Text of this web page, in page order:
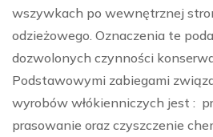
wszywkach po wewnętrznej
odzieżowego. Oznaczenia te
dozwolonych czynności
Podstawowymi zabiegami
wyrobów włókienniczych jest :
prasowanie oraz czyszczenie